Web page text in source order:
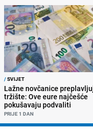
/SVIJET
Lažne novčanice
tržište: Ove eure najčešće
pokušavaju podvaliti
PRIJE 1 DAN